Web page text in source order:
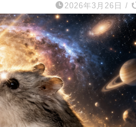
2026年3月26日 /